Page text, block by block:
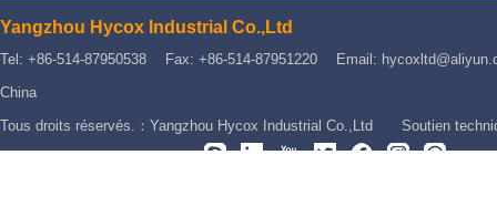
Yangzhou Hycox Industrial Co.,Ltd
Tel: +86-514-87950538 Fax: +86-514-87951220 Email:
China
Tous droits réservés.：Yangzhou Hycox Industrial Co.,Ltd Soutien